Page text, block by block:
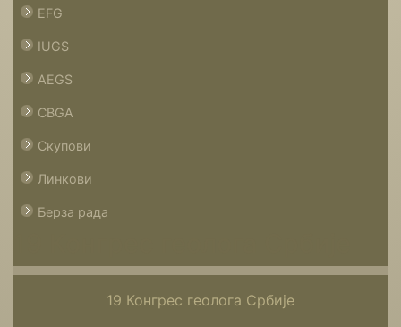
EFG
IUGS
AEGS
CBGA
Скупови
Линкови
Берза рада
19 Конгрес геолога Србије